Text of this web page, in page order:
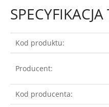
Kod produktu:
Producent:
Kod producenta: